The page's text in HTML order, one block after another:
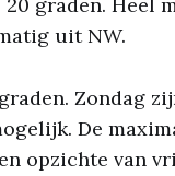
graden. Heel
uit NW.
Zondag
De
opzichte van